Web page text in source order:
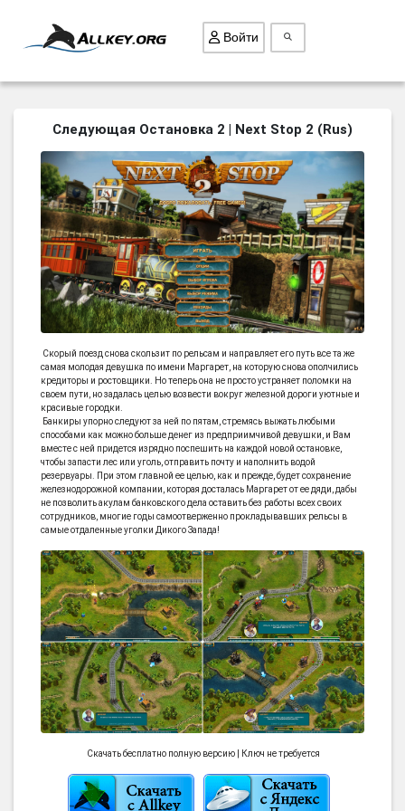
ВСЕ ИГРЫ
ПОИСК ПРЕДМЕТОВ
ГОЛОВОЛОМКИ
БИЗНЕС
ТРИ-В-РЯД
СТРАТЕГИИ
СТРЕЛЯЛКИ
КВЕСТ
КАК СКАЧАТЬ
НОВОСТИ
Войти
Следующая Остановка 2 | Next Stop 2 (Rus)
Скорый поезд снова скользит по рельсам и направляет его путь все та же
самая молодая девушка по имени Маргарет, на которую снова ополчились
кредиторы и ростовщики. Но теперь она не просто устраняет поломки на
своем пути, но задалась целью возвести вокруг железной дороги уютные и
красивые городки.
Банкиры упорно следуют за ней по пятам, стремясь выжать любыми
способами как можно больше денег из предприимчивой девушки, и Вам
вместе с ней придется изрядно поспешить на каждой новой остановке,
чтобы запасти лес или уголь, отправить почту и наполнить водой
резервуары. При этом главной ее целью, как и прежде, будет сохранение
железнодорожной компании, которая досталась Маргарет от ее дяди, дабы
не позволить акулам банковского дела оставить без работы всех своих
сотрудников, многие годы самоотверженно прокладывавших рельсы в
самые отдаленные уголки Дикого Запада!
Скачать бесплатно полную версию | Ключ не требуется